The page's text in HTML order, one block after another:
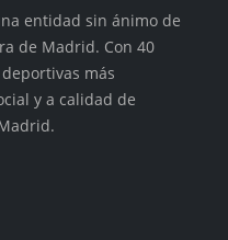
entidad sin ánimo de
de Madrid. Con 40
más
y a calidad de